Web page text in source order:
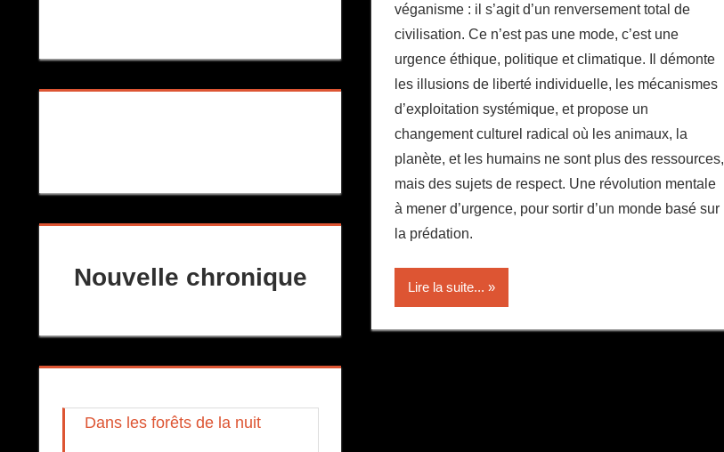
véganisme : il s’agit d’un renversement total de
civilisation. Ce n’est pas une mode, c’est une
urgence éthique, politique et climatique. Il démonte
les illusions de liberté individuelle, les mécanismes
d’exploitation systémique, et propose un
changement culturel radical où les animaux, la
planète, et les humains ne sont plus des ressources,
mais des sujets de respect. Une révolution mentale
à mener d’urgence, pour sortir d’un monde basé sur
la prédation.
Lire la suite...
Nouvelle chronique
Dans les forêts de la nuit